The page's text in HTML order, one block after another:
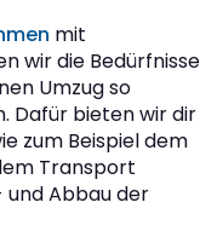
mit
wir die Bedürfnisse
Umzug so
Dafür bieten wir dir
zum Beispiel dem
Transport
und Abbau der